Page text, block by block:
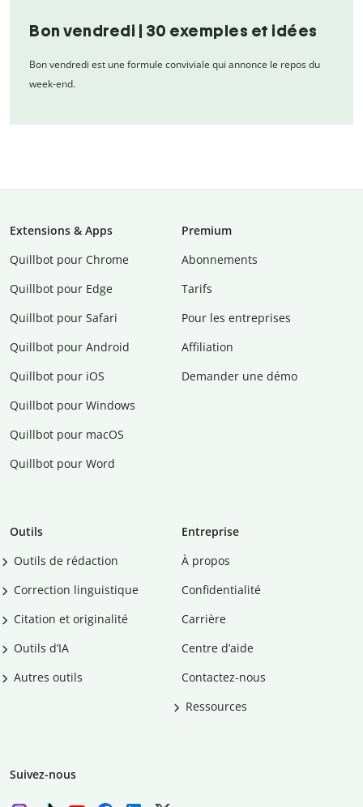
Bon vendredi | 30 exemples et idées
Bon vendredi est une formule conviviale qui annonce le repos du
week-end.
Extensions & Apps
Quillbot pour Chrome
Quillbot pour Edge
Quillbot pour Safari
Quillbot pour Android
Quillbot pour iOS
Quillbot pour Windows
Quillbot pour macOS
Quillbot pour Word
Premium
Abonnements
Tarifs
Pour les entreprises
Affiliation
Demander une démo
Outils
Outils de rédaction
Correction linguistique
Citation et originalité
Outils d’IA
Autres outils
Entreprise
À propos
Confidentialité
Carrière
Centre d’aide
Contactez-nous
Ressources
Suivez-nous